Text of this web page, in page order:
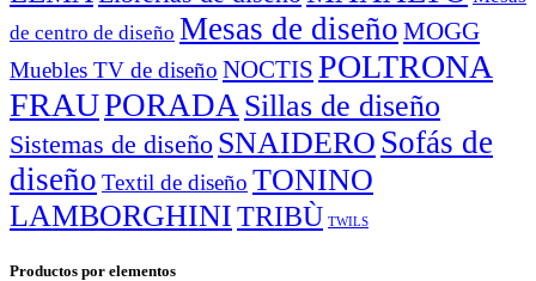
de centro de diseño Mesas de diseño MOGG
Muebles TV de diseño NOCTIS POLTRONA
FRAUPORADASillas de diseño
Sistemas de diseño SNAIDERO Sofás de
diseño Textil de diseño TONINO
LAMBORGHINITRIBÙ TWILS
Productos por elementos